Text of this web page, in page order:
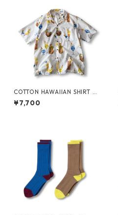
COTTON HAWAIIAN SHIRT by
PACIFIC LEGEND
¥7,700